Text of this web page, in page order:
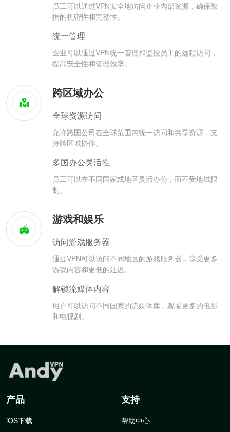
员工可以通过VPN安全地访问企业内部资源，确保数
据的机密性和完整性。
统一管理
企业可以通过VPN统一管理和监控员工的远程访问，
提高安全性和管理效率。
跨区域办公
全球资源访问
允许跨国公司在全球范围内统一访问和共享资源，支
持跨区域协作。
多国办公灵活性
员工可以在不同国家或地区灵活办公，而不受地域限
制。
游戏和娱乐
访问游戏服务器
通过VPN可以访问不同地区的游戏服务器，享受更多
游戏内容和更低的延迟。
解锁流媒体内容
用户可以访问不同国家的流媒体库，观看更多的电影
和电视剧。
产品
iOS下载
支持
帮助中心